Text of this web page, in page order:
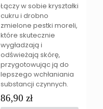
Łączy w sobie kryształki
cukru i drobno
zmielone pestki moreli,
które skutecznie
wygładzają i
odświeżają skórę,
przygotowując ją do
lepszego wchłaniania
substancji czynnych.
86,90 zł